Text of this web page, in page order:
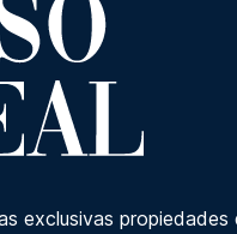
exclusivas propiedades